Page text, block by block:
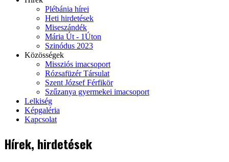
Plébánia hírei
Heti hirdetések
Miseszándék
Mária Út - 1Úton
Szinódus 2023
Közösségek
Missziós imacsoport
Rózsafüzér Társulat
Szent József Férfikör
Szűzanya gyermekei imacsoport
Lelkiség
Képgaléria
Kapcsolat
Hírek, hirdetések